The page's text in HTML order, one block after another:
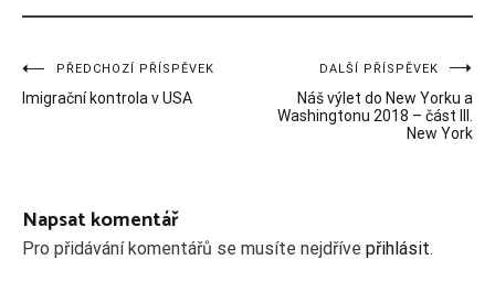
Navigace
pro
PŘEDCHOZÍ PŘÍSPĚVEK
Imigrační kontrola v USA
DALŠÍ PŘÍSPĚVEK
Náš výlet do New Yorku a
Washingtonu 2018 – část III.
New York
Napsat komentář
Pro přidávání komentářů se musíte nejdříve přihlásit.